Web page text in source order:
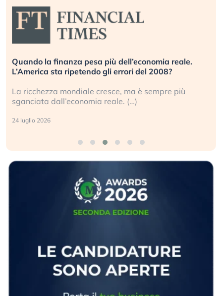
Quando la finanza pesa più dell’economia reale.
L’America sta ripetendo gli errori del 2008?
La ricchezza mondiale cresce, ma è sempre più
sganciata dall’economia reale. (…)
24 luglio 2026